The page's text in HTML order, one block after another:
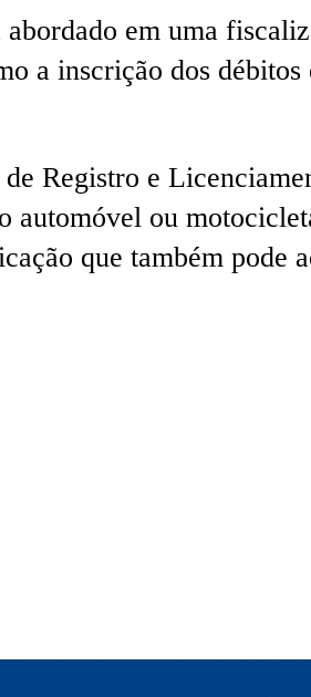
em uma
a inscrição dos
Registro e
ou
que também pode